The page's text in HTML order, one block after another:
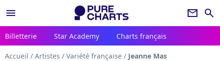
menu newsletter search
Billetterie Star Academy Charts français
Accueil / Artistes / Variété française / Jeanne Mas